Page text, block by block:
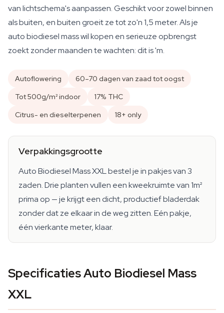
van lichtschema's aanpassen. Geschikt voor zowel binnen
als buiten, en buiten groeit ze tot zo'n 1,5 meter. Als je
auto biodiesel mass wil kopen en serieuze opbrengst
zoekt zonder maanden te wachten: dit is 'm.
Autoflowering
60–70 dagen van zaad tot oogst
Tot 500g/m² indoor
17% THC
Citrus- en dieselterpenen
18+ only
Verpakkingsgrootte
Auto Biodiesel Mass XXL bestel je in pakjes van 3
zaden. Drie planten vullen een kweekruimte van 1m²
prima op — je krijgt een dicht, productief bladerdak
zonder dat ze elkaar in de weg zitten. Eén pakje,
één vierkante meter, klaar.
Specificaties Auto Biodiesel Mass
XXL